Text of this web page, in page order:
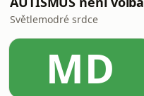
Světlemodré srdce
MD